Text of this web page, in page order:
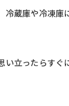
冷蔵庫や冷凍庫
い立ったらすぐ